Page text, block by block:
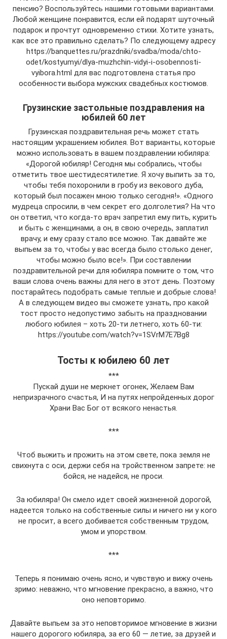
пенсию? Воспользуйтесь нашими готовыми вариантами.
Любой женщине понравится, если ей подарят шуточный
подарок и прочтут одновременно стихи. Хотите узнать,
как все это правильно сделать? По следующему адресу
https://banquettes.ru/prazdniki/svadba/moda/chto-
odet/kostyumyi/dlya-muzhchin-vidyi-i-osobennosti-
vyibora.html для вас подготовлена статья про
особенности выбора мужских свадебных костюмов.
Грузинские застольные поздравления на
юбилей 60 лет
Грузинская поздравительная речь может стать
настоящим украшением юбилея. Вот варианты, которые
можно использовать в вашем поздравлении юбиляра:
«Дорогой юбиляр! Сегодня мы собрались, чтобы
отметить твое шестидесятилетие. Я хочу выпить за то,
чтобы тебя похоронили в гробу из векового дуба,
который был посажен мною только сегодня!». «Одного
мудреца спросили, в чем секрет его долголетия? На что
он ответил, что когда-то врач запретил ему пить, курить
и быть с женщинами, а он, в свою очередь, заплатил
врачу, и ему сразу стало все можно. Так давайте же
выпьем за то, чтобы у вас всегда было столько денег,
чтобы можно было все!». При составлении
поздравительной речи для юбиляра помните о том, что
ваши слова очень важны для него в этот день. Поэтому
постарайтесь подобрать самые теплые и добрые слова!
А в следующем видео вы сможете узнать, про какой
тост просто недопустимо забыть на праздновании
любого юбилея – хоть 20-ти летнего, хоть 60-ти:
https://youtube.com/watch?v=1SVrM7E7Bg8
Тосты к юбилею 60 лет
***
Пускай души не меркнет огонек, Желаем Вам
непризрачного счастья, И на путях непройденных дорог
Храни Вас Бог от всякого ненастья.
***
Чтоб выжить и прожить на этом свете, пока земля не
свихнута с оси, держи себя на тройственном запрете: не
бойся, не надейся, не проси.
За юбиляра! Он смело идет своей жизненной дорогой,
надеется только на собственные силы и ничего ни у кого
не просит, а всего добивается собственным трудом,
умом и упорством.
***
Теперь я понимаю очень ясно, и чувствую и вижу очень
зримо: неважно, что мгновение прекрасно, а важно, что
оно неповторимо.
Давайте выпьем за это неповторимое мгновение в жизни
нашего дорогого юбиляра, за его 60 — летие, за друзей и